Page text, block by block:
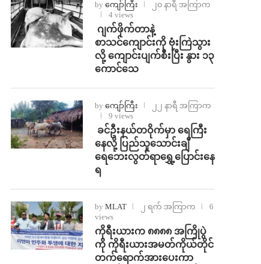
by ကျော်ကြီး
၂၀ နာရီ အကြာက
4 views
⁨⁩ ⁨ဂျက်ဖိုက်တာနဲ့
စာသင်ကျောင်းကို ဗုံးကြဲသွား
လို့ ကျောင်းပျက်စီးပြီး နွား ၁၃
ကောင်သေ
by ကျော်ကြီး
၂၂ နာရီ အကြာက
9 views
⁩ ⁨ခင်ဦးနယ်တဝိုက်မှာ ရေကြီး
နေလို့ ပြည်သူသောင်းချီ
ရေဘေးလွတ်ရာရွှေ့ပြောင်းနေ
ရ
by MLAT ၂ ရက် အကြာက
6
views
ကိုရီးယားက ၈၈၈၈ အကြိုပွဲ
ကို ကိုရီးယားအမတ်ကိုယ်တိုင်
တက်ရောက်အားပေးကာ